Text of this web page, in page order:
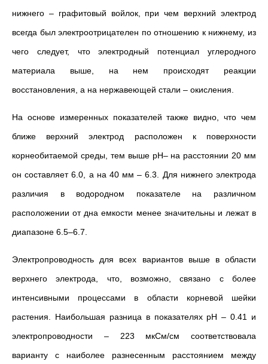
нижнего – графитовый войлок, при чем верхний электрод
всегда был электроотрицателен по отношению к нижнему, из
чего следует, что электродный потенциал углеродного
материала выше, на нем происходят реакции
восстановления, а на нержавеющей стали – окисления.
На основе измеренных показателей также видно, что чем
ближе верхний электрод расположен к поверхности
корнеобитаемой среды, тем выше pH– на расстоянии 20 мм
он составляет 6.0, а на 40 мм – 6.3. Для нижнего электрода
различия в водородном показателе на различном
расположении от дна емкости менее значительны и лежат в
диапазоне 6.5–6.7.
Электропроводность для всех вариантов выше в области
верхнего электрода, что, возможно, связано с более
интенсивными процессами в области корневой шейки
растения. Наибольшая разница в показателях pH – 0.41 и
электропроводности – 223 мкСм/см соответствовала
варианту с наиболее разнесенным расстоянием между